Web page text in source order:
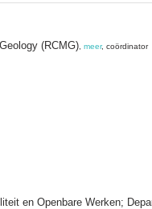
(RCMG) meer, coördinator
en Openbare Werken;